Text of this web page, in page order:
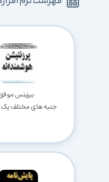
بیزینس
جنبه‏ های مختلف یک